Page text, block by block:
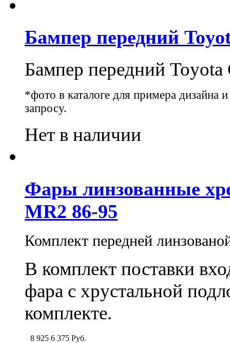
Бампер передний
Бампер передний
*фото в каталоге для примера дизайна
запросу.
Нет в наличии
Фары линзованные
MR2 86-95
Комплект передней
В комплект поставки
фара с хрустальной
комплекте.
8 925 6 375 Руб.